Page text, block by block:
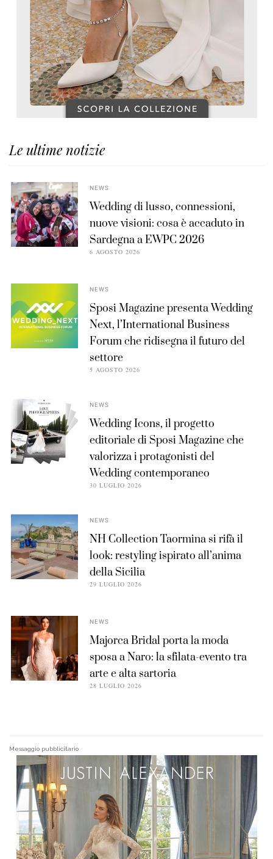
Le ultime notizie
NEWS
Wedding di lusso, connessioni,
nuove visioni: cosa è accaduto in
Sardegna a EWPC 2026
6 AGOSTO 2026
NEWS
Sposi Magazine presenta Wedding
Next, l’International Business
Forum che ridisegna il futuro del
settore
5 AGOSTO 2026
NEWS
Wedding Icons, il progetto
editoriale di Sposi Magazine che
valorizza i protagonisti del
Wedding contemporaneo
30 LUGLIO 2026
NEWS
NH Collection Taormina si rifà il
look: restyling ispirato all’anima
della Sicilia
29 LUGLIO 2026
NEWS
Majorca Bridal porta la moda
sposa a Naro: la sfilata-evento tra
arte e alta sartoria
28 LUGLIO 2026
Messaggio pubblicitario